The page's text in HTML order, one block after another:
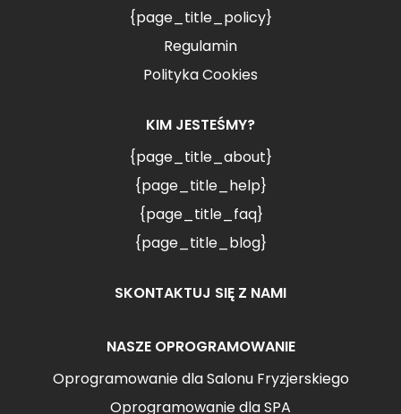
{page_title_policy}
Regulamin
Polityka Cookies
KIM JESTEŚMY?
{page_title_about}
{page_title_help}
{page_title_faq}
{page_title_blog}
SKONTAKTUJ SIĘ Z NAMI
NASZE OPROGRAMOWANIE
Oprogramowanie dla Salonu Fryzjerskiego
Oprogramowanie dla SPA